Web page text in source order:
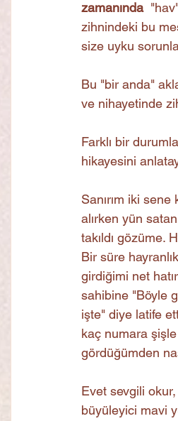
zamanında
zihnindeki bu
size uyku
Bu "bir anda"
ve nihayetinde
Farklı bir
hikayesini
Sanırım iki
alırken yün
takıldı gözüme.
Bir süre
girdiğimi net
sahibine "Böyle
işte" diye latife
kaç numara
gördüğümden
Evet sevgili
büyüleyici mavi